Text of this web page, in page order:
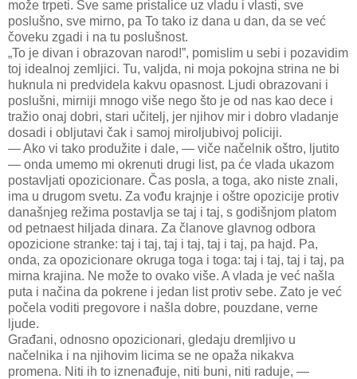
može trpeti. Sve same pristalice uz vladu i vlasti, sve
poslušno, sve mirno, pa To tako iz dana u dan, da se već
čoveku zgadi i na tu poslušnost.
„To je divan i obrazovan narod!”, pomislim u sebi i pozavidim
toj idealnoj zemljici. Tu, valjda, ni moja pokojna strina ne bi
huknula ni predvidela kakvu opasnost. Ljudi obrazovani i
poslušni, mirniji mnogo više nego što je od nas kao dece i
tražio onaj dobri, stari učitelj, jer njihov mir i dobro vladanje
dosadi i obljutavi čak i samoj miroljubivoj policiji.
— Ako vi tako produžite i dale, — viče načelnik oštro, ljutito
— onda umemo mi okrenuti drugi list, pa će vlada ukazom
postavljati opozicionare. Čas posla, a toga, ako niste znali,
ima u drugom svetu. Za vođu krajnje i oštre opozicije protiv
današnjeg režima postavlja se taj i taj, s godišnjom platom
od petnaest hiljada dinara. Za članove glavnog odbora
opozicione stranke: taj i taj, taj i taj, taj i taj, pa hajd. Pa,
onda, za opozicionare okruga toga i toga: taj i taj, taj i taj, pa
mirna krajina. Ne može to ovako više. A vlada je već našla
puta i načina da pokrene i jedan list protiv sebe. Zato je već
počela voditi pregovore i našla dobre, pouzdane, verne
ljude.
Građani, odnosno opozicionari, gledaju dremljivo u
načelnika i na njihovim licima se ne opaža nikakva
promena. Niti ih to iznenađuje, niti buni, niti raduje, —